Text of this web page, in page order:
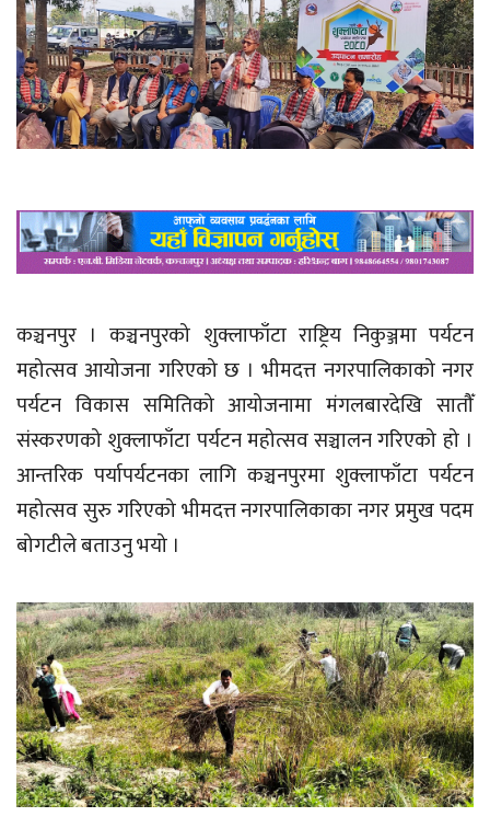
कञ्चनपुर । कञ्चनपुरको शुक्लाफाँटा राष्ट्रिय निकुञ्जमा पर्यटन
महोत्सव आयोजना गरिएको छ । भीमदत्त नगरपालिकाको नगर
पर्यटन विकास समितिको आयोजनामा मंगलबारदेखि सातौँ
संस्करणको शुक्लाफाँटा पर्यटन महोत्सव सञ्चालन गरिएको हो ।
आन्तरिक पर्यापर्यटनका लागि कञ्चनपुरमा शुक्लाफाँटा पर्यटन
महोत्सव सुरु गरिएको भीमदत्त नगरपालिकाका नगर प्रमुख पदम
बोगटीले बताउनु भयो ।